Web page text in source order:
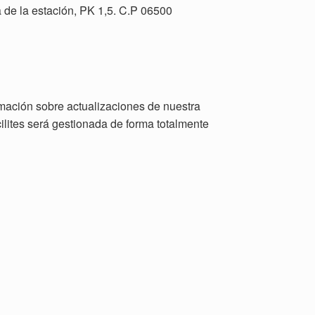
la estación, PK 1,5. C.P 06500
sobre actualizaciones de nuestra
será gestionada de forma totalmente